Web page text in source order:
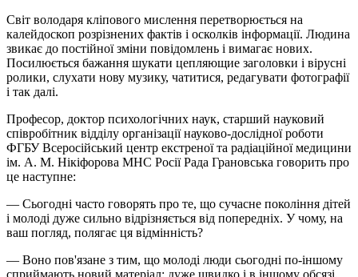
Світ володаря кліпового мислення перетворюється на
калейдоскоп розрізнених фактів і осколків інформації. Людина
звикає до постійної зміни повідомлень і вимагає нових.
Посилюється бажання шукати цепляющие заголовки і вірусні
ролики, слухати нову музику, чатитися, редагувати фотографії
і так далі.
Професор, доктор психологічних наук, старший науковий
співробітник відділу організації науково-дослідної роботи
ФГБУ Всеросійський центр екстреної та радіаційної медицини
ім. А. М. Нікіфорова МНС Росії Рада Грановська говорить про
це наступне:
— Сьогодні часто говорять про те, що сучасне покоління дітей
і молоді дуже сильно відрізняється від попередніх. У чому, на
ваш погляд, полягає ця відмінність?
— Воно пов'язане з тим, що молоді люди сьогодні по-іншому
сприймають новий матеріал: дуже швидко і в іншому обсязі.